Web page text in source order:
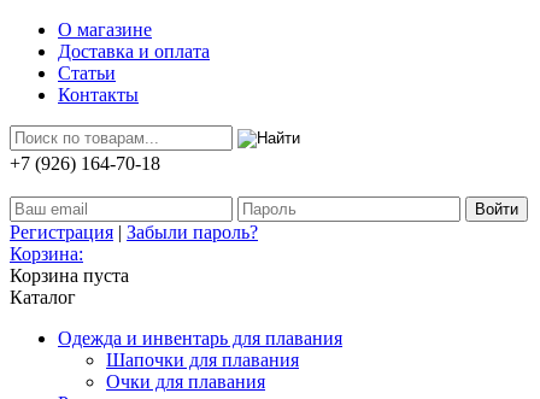
О магазине
Доставка и оплата
Статьи
Контакты
+7 (926) 164-70-18
Регистрация | Забыли пароль?
Корзина:
Корзина пуста
Каталог
Одежда и инвентарь для плавания
Шапочки для плавания
Очки для плавания